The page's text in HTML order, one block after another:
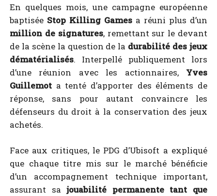
En quelques mois, une campagne européenne
baptisée Stop Killing Games a réuni plus d’un
million de signatures, remettant sur le devant
de la scène la question de la durabilité des jeux
dématérialisés. Interpellé publiquement lors
d’une réunion avec les actionnaires, Yves
Guillemot a tenté d’apporter des éléments de
réponse, sans pour autant convaincre les
défenseurs du droit à la conservation des jeux
achetés.
Face aux critiques, le PDG d’Ubisoft a expliqué
que chaque titre mis sur le marché bénéficie
d’un accompagnement technique important,
assurant sajouabilité permanente tant que